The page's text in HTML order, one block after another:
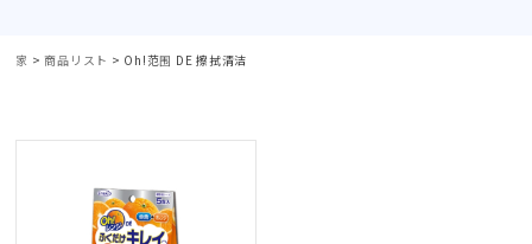
家 >商品リスト > Oh!范围 DE 擦拭清洁